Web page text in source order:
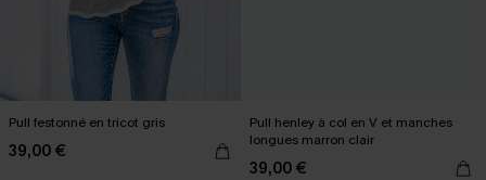
Pull festonné en tricot gris
39,00 €
Pull henley à col en V et manches
longues marron clair
39,00 €